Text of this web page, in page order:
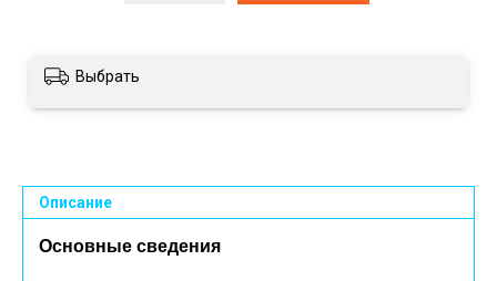
Выбрать
Описание
Основные сведения